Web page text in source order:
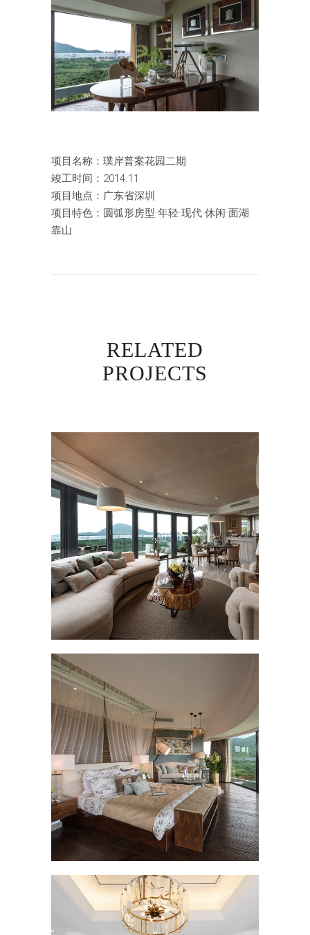
项目名称：璞岸普案花园二期
竣工时间：2014.11
项目地点：广东省深圳
项目特色：圆弧形房型·年轻·现代·休闲·面湖
靠山
RELATED
PROJECTS